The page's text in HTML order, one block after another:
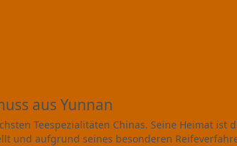
aus Yunnan
Teespezialitäten Chinas. Seine Heimat ist
und aufgrund seines besonderen